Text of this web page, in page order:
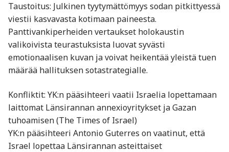
Taustoitus: Julkinen tyytymättömyys sodan pitkittyessä
viestii kasvavasta kotimaan paineesta.
Panttivankiperheiden vertaukset holokaustin
valikoivista teurastuksista luovat syvästi
emotionaalisen kuvan ja voivat heikentää yleistä tuen
määrää hallituksen sotastrategialle.
Konfliktit: YK:n pääsihteeri vaatii Israelia lopettamaan
laittomat Länsirannan annexioyritykset ja Gazan
tuhoamisen (The Times of Israel)
YK:n pääsihteeri Antonio Guterres on vaatinut, että
Israel lopettaa Länsirannan asteittaiset